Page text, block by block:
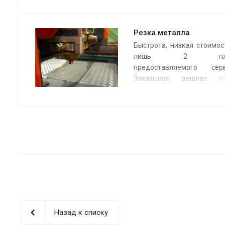
изделий и их покраски.
Покраска от 200 руб. м/кв.
Резка металла
Быстрота, низкая
лишь 2
предоставляемого
Заказывая дешево
Назад к списку